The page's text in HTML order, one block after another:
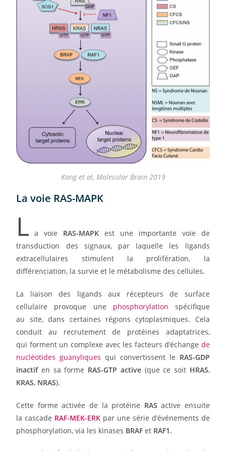
Kang et al, Molecular Brain 2019
La voie RAS-MAPK
L a voie RAS-MAPK est une importante voie de
transduction des signaux, par laquelle les ligands
extracellulaires stimulent la prolifération, la
différenciation, la survie et le métabolisme des cellules.
La liaison des ligands aux récepteurs de surface
cellulaire provoque une phosphorylation spécifique
au site, dans certaines régions cytoplasmiques. Cela
conduit au recrutement de protéines adaptatrices,
qui forment un complexe avec les facteurs d’échange de
nucléotides guanyliques qui convertissent le RAS-GDP
inactifen sa forme RAS-GTP active(que ce soit HRAS,
KRAS, NRAS).
Cette forme activée de la protéine RAS active ensuite
la cascade RAF-MEK-ERK par une série d’événements de
phosphorylation, via les kinases BRAF et RAF1.